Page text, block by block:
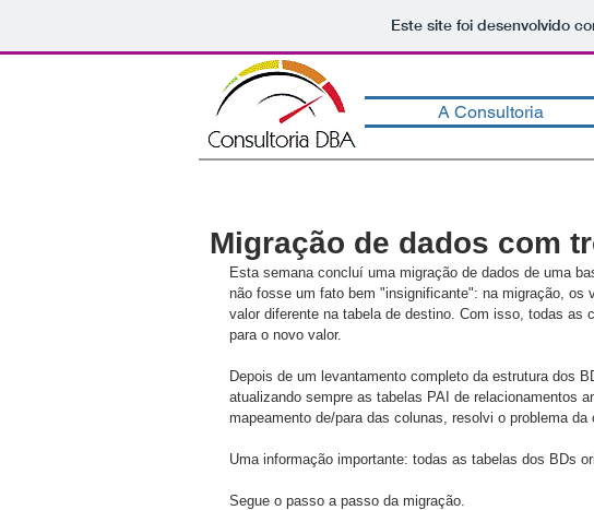
Este site foi desenvolvido
A Consultoria
Migração de dados com
Esta semana concluí uma migração de dados de uma
não fosse um fato bem "insignificante": na migração, os
valor diferente na tabela de destino. Com isso, todas as
para o novo valor.
Depois de um levantamento completo da estrutura dos
atualizando sempre as tabelas PAI de relacionamentos
mapeamento de/para das colunas, resolvi o problema
Uma informação importante: todas as tabelas dos BDs
Segue o passo a passo da migração.